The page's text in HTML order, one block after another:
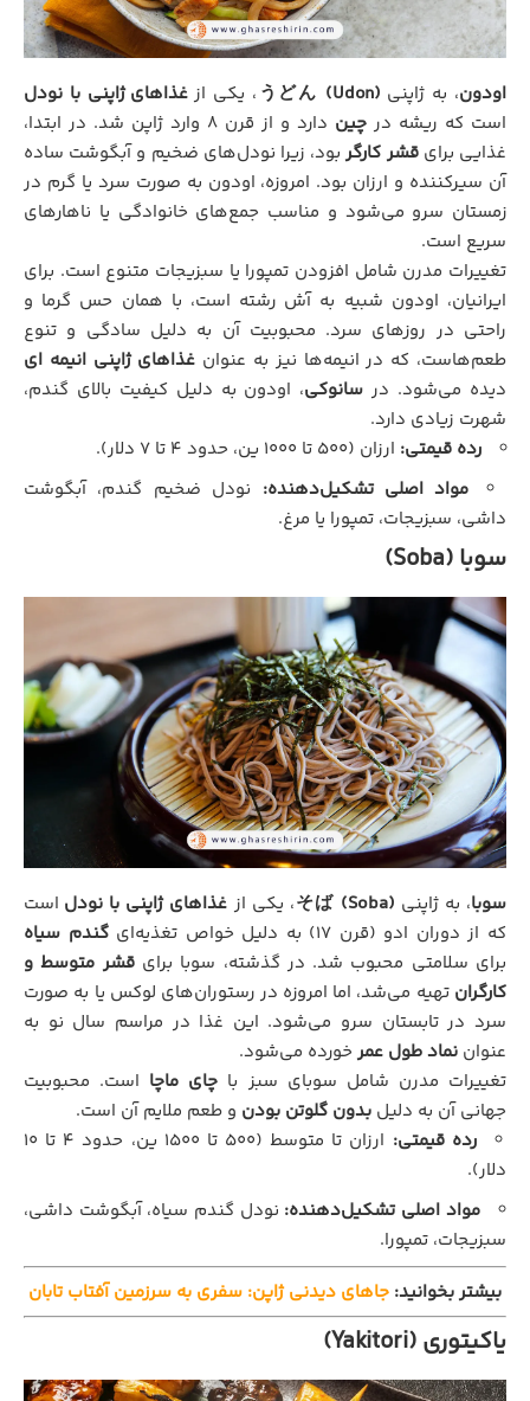
اودون، به ژاپنی うどん (Udon) ، یکی ازغذاهای ژاپنی با نودل
است که ریشه در چین
دارد و از قرن ۸ وارد ژاپن شد. در ابتدا،
غذایی برایقشر کارگربود، زیرا نودل‌های ضخیم و آبگوشت ساده
آن سیرکننده و ارزان بود. امروزه، اودون به صورت سرد یا گرم در
زمستان سرو می‌شود و مناسب جمع‌های خانوادگی یا ناهارهای
سریع است.
تغییرات مدرن شامل افزودن تمپورا یا سبزیجات متنوع است. برای
ایرانیان، اودون شبیه به آش رشته است، با همان حس گرما و
راحتی در روزهای سرد. محبوبیت آن به دلیل سادگی و تنوع
طعم‌هاست، که در انیمه‌ها نیز به عنوان غذاهای ژاپنی انیمه ای
دیده می‌شود. در سانوکی، اودون به دلیل کیفیت بالای گندم،
شهرت زیادی دارد.
رده قیمتی: ارزان (۵۰۰ تا ۱۰۰۰ ین، حدود ۴ تا ۷ دلار).
مواد اصلی تشکیل‌دهنده: نودل ضخیم گندم، آبگوشت
داشی، سبزیجات، تمپورا یا مرغ.
سوبا (Soba)
سوبا، به ژاپنی そば (Soba)، یکی از غذاهای ژاپنی با نودل است
که از دوران ادو (قرن ۱۷) به دلیل خواص تغذیه‌ای
گندم سیاه
برای سلامتی محبوب شد. در گذشته، سوبا برایقشر متوسط و
کارگران تهیه می‌شد، اما امروزه در رستوران‌های لوکس یا به صورت
سرد در تابستان سرو می‌شود. این غذا در مراسم سال نو به
عنوان نماد طول عمر خورده می‌شود.
تغییرات مدرن شامل سوبای سبز با چای ماچا است. محبوبیت
جهانی آن به دلیل بدون گلوتن بودن و طعم ملایم آن است.
رده قیمتی:
ارزان تا متوسط (۵۰۰ تا ۱۵۰۰ ین، حدود ۴ تا ۱۰
دلار).
مواد اصلی تشکیل‌دهنده: نودل گندم سیاه، آبگوشت داشی،
سبزیجات، تمپورا.
بیشتر بخوانید: جاهای دیدنی ژاپن: سفری به سرزمین آفتاب تابان
یاکیتوری (Yakitori)